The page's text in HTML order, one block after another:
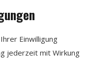
Einwilligung
jederzeit mit Wirkung